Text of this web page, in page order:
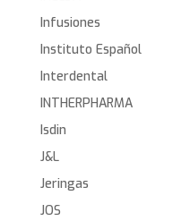
Infusiones
Instituto Español
Interdental
INTHERPHARMA
Isdin
J&L
Jeringas
JOS